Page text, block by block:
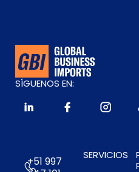
SÍGUENOS EN:
+51 997
SERVICIOS